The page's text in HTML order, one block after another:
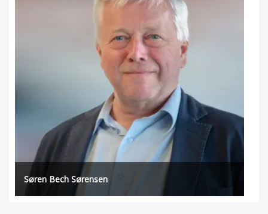
Søren Bech Sørensen